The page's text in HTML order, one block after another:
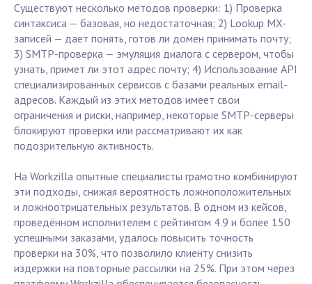
Существуют несколько методов проверки: 1) Проверка
синтаксиса — базовая, но недостаточная; 2) Lookup MX-
записей — дает понять, готов ли домен принимать почту;
3) SMTP-проверка — эмуляция диалога с сервером, чтобы
узнать, примет ли этот адрес почту; 4) Использование API
специализированных сервисов с базами реальных email-
адресов. Каждый из этих методов имеет свои
ограничения и риски, например, некоторые SMTP-серверы
блокируют проверки или рассматривают их как
подозрительную активность.
На Workzilla опытные специалисты грамотно комбинируют
эти подходы, снижая вероятность ложноположительных
и ложноотрицательных результатов. В одном из кейсов,
проведённом исполнителем с рейтингом 4.9 и более 150
успешными заказами, удалось повысить точность
проверки на 30%, что позволило клиенту снизить
издержки на повторные рассылки на 25%. При этом через